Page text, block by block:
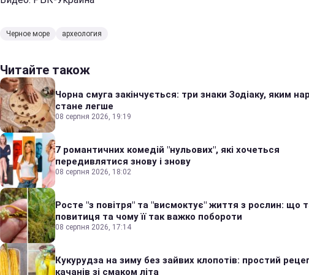
Черное море археология
Читайте також
Чорна смуга закінчується: три знаки Зодіаку, яким
стане легше
08 серпня 2026, 19:19
7 романтичних комедій "нульових", які хочеться
передивлятися знову і знову
08 серпня 2026, 18:02
Росте "з повітря" та "висмоктує" життя з рослин: що
повитиця та чому її так важко побороти
08 серпня 2026, 17:14
Кукурудза на зиму без зайвих клопотів: простий
качанів зі смаком літа